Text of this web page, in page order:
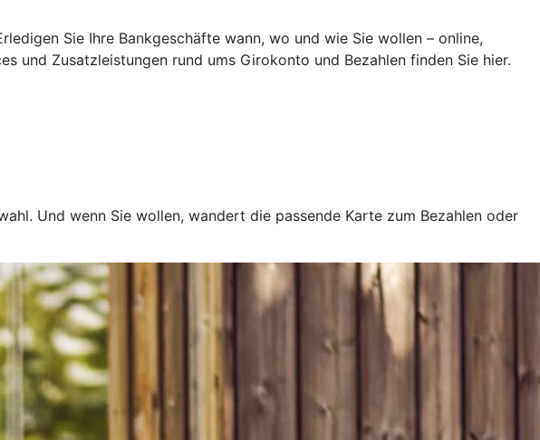
Sie Ihre Bankgeschäfte wann, wo und wie Sie wollen – online,
und Zusatzleistungen rund ums Girokonto und Bezahlen finden Sie hier.
Und wenn Sie wollen, wandert die passende Karte zum Bezahlen oder